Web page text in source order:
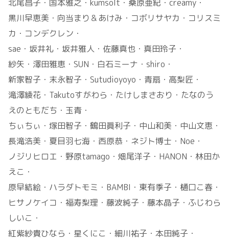
北尾昌子・国本雅之・kumsolt・桑原亜紀・creamy・
黒川早恵美・向当まり＆あけみ・コボリサヤカ・コリスミ
カ・コンデクレン・
sae・坂井礼・坂井雅人・佐藤真也・真田玲子・
紗矢・澤田雅恵・SUN・白石ミーナ・shiro・
新家智子・末永智子・Sutudioyoyo・青扇・高梨匠・
滝澤綾花・Takutoすがわら・たけしまさおり・たなのう
えのともだち・玉青・
ちぃちぃ・塚田智子・鶴田眞利子・中山和美・中山文恵・
長滝浩美・夏目羽七海・西原恭・ネジト博士・Noe・
ノジリヒロエ・野原tamago・畑尾洋子・HANON・林田か
えこ・
原早結絵・ハラダトモミ・BAMBI・東有季子・樋口こ春・
ヒサノケイコ・福寿梨理・藤波純子・藤本晶子・ふじわら
しいこ・
紅紫紗貴ひなら・星くにこ・細川祐子・本田純子・